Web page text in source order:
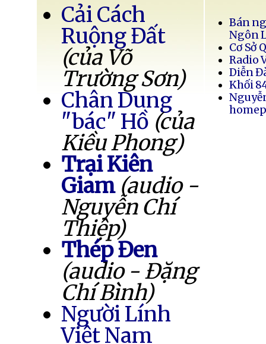
Cải Cách
Ruộng Đất
(của Võ
Trường Sơn)
Chân Dung
"bác" Hồ (của
Kiều Phong)
Trại Kiên
Giam (audio -
Nguyễn Chí
Thiệp)
Thép Đen
(audio - Đặng
Chí Bình)
Người Lính
Việt Nam
Bán
Ngôn
Cơ Sở
Radio
Diễn
Khối